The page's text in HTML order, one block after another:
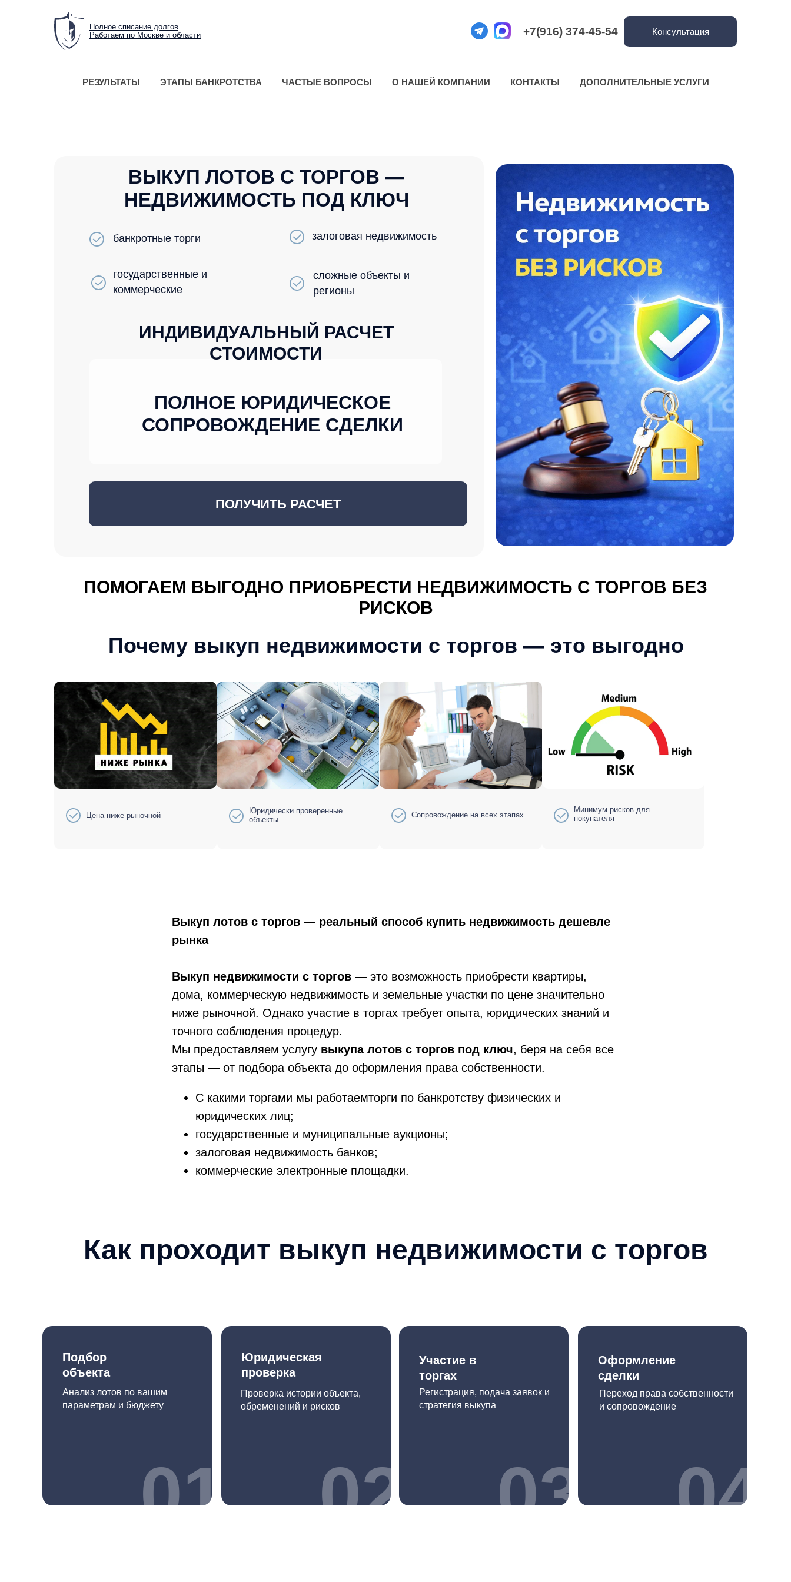
Полное списание долгов
Работаем по Москве и области
+7(916) 374-45-54 Консультация
РЕЗУЛЬТАТЫ ЭТАПЫ БАНКРОТСТВА ЧАСТЫЕ ВОПРОСЫ О НАШЕЙ КОМПАНИИ КОНТАКТЫ ДОПОЛНИТЕЛЬНЫЕ УСЛУГИ
ВЫКУП ЛОТОВ С ТОРГОВ —
НЕДВИЖИМОСТЬ ПОД КЛЮЧ
ПОЛНОЕ ЮРИДИЧЕСКОЕ
СОПРОВОЖДЕНИЕ СДЕЛКИ
ИНДИВИДУАЛЬНЫЙ РАСЧЕТ
СТОИМОСТИ
ПОЛУЧИТЬ РАСЧЕТ
банкротные торги залоговая недвижимость
государственные и
коммерческие
сложные объекты и
регионы
ПОМОГАЕМ ВЫГОДНО ПРИОБРЕСТИ НЕДВИЖИМОСТЬ С ТОРГОВ БЕЗ
РИСКОВ
Почему выкуп недвижимости с торгов — это выгодно
Цена ниже рыночной
Юридически проверенные
объекты
Сопровождение на всех этапах
Минимум рисков для
покупателя
Выкуп лотов с торгов — реальный способ купить недвижимость дешевле
рынка
Выкуп недвижимости с торгов — это возможность приобрести квартиры,
дома, коммерческую недвижимость и земельные участки по цене значительно
ниже рыночной. Однако участие в торгах требует опыта, юридических знаний и
точного соблюдения процедур.
Мы предоставляем услугу выкупа лотов с торгов под ключ, беря на себя все
этапы — от подбора объекта до оформления права собственности.
С какими торгами мы работаемторги по банкротству физических и
юридических лиц;
государственные и муниципальные аукционы;
залоговая недвижимость банков;
коммерческие электронные площадки.
Как проходит выкуп недвижимости с торгов
Подбор
объекта
01
Анализ лотов по вашим
параметрам и бюджету
Юридическая
проверка
02
Проверка истории объекта,
обременений и рисков
Участие в
торгах
03
Регистрация, подача заявок и
стратегия выкупа
Оформление
сделки
04
Переход права собственности
и сопровождение